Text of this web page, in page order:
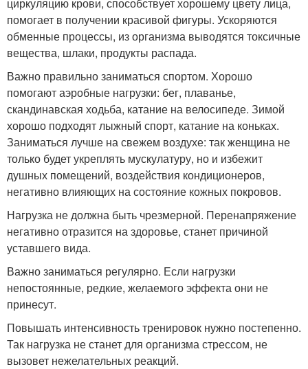
помогает в получении красивой фигуры. Ускоряются
обменные процессы, из организма выводятся токсичные
вещества, шлаки, продукты распада.
Важно правильно заниматься спортом. Хорошо
помогают аэробные нагрузки: бег, плаванье,
скандинавская ходьба, катание на велосипеде. Зимой
хорошо подходят лыжный спорт, катание на коньках.
Заниматься лучше на свежем воздухе: так женщина не
только будет укреплять мускулатуру, но и избежит
душных помещений, воздействия кондиционеров,
негативно влияющих на состояние кожных покровов.
Нагрузка не должна быть чрезмерной. Перенапряжение
негативно отразится на здоровье, станет причиной
уставшего вида.
Важно заниматься регулярно. Если нагрузки
непостоянные, редкие, желаемого эффекта они не
принесут.
Повышать интенсивность тренировок нужно постепенно.
Так нагрузка не станет для организма стрессом, не
вызовет нежелательных реакций.